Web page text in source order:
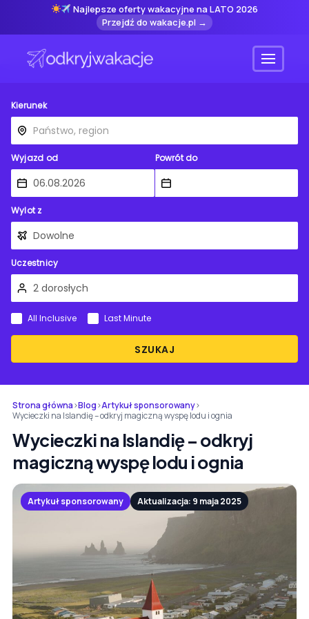
Najlepsze oferty wakacyjne na LATO 2026
Przejdź do wakacje.pl →
Menu
Kierunek
Wyjazd od Powrót do
Wylot z
Uczestnicy
SZUKAJ
All Inclusive Last Minute
Strona główna›Blog›Artykuł sponsorowany›
Wycieczki na Islandię – odkryj magiczną wyspę lodu i ognia
Wycieczki na Islandię – odkryj
magiczną wyspę lodu i ognia
Artykuł sponsorowany Aktualizacja: 9 maja 2025